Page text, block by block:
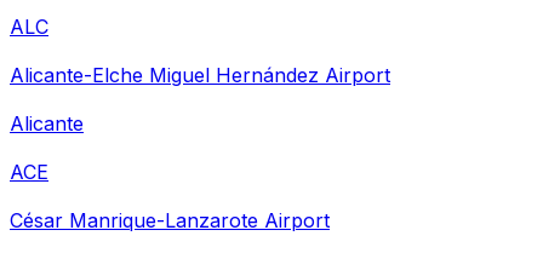
ALC
Alicante-Elche Miguel Hernández Airport
Alicante
ACE
César Manrique-Lanzarote Airport